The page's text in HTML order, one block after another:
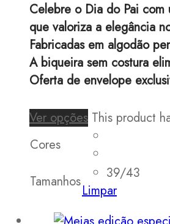
Celebre o Dia do Pai com
que valoriza a elegância
Fabricadas em algodão
A biqueira sem costura
Oferta de envelope
Ver opções This product
Cores
Tamanhos
39/43
Limpar